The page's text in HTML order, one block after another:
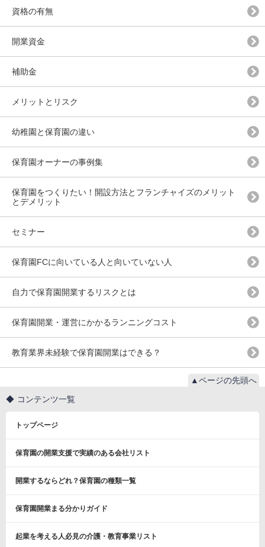
資格の有無
開業資金
補助金
メリットとリスク
幼稚園と保育園の違い
保育園オーナーの事例集
保育園をつくりたい！開設方法とフランチャイズのメリット
とデメリット
セミナー
保育園FCに向いている人と向いていない人
自力で保育園開業するリスクとは
保育園開業・運営にかかるランニングコスト
教育業界未経験で保育園開業はできる？
▲ページの先頭へ
コンテンツ一覧
トップページ
保育園の開業支援で実績のある会社リスト
開業するならどれ？保育園の種類一覧
保育園開業まる分かりガイド
起業を考える人必見の介護・教育事業リスト